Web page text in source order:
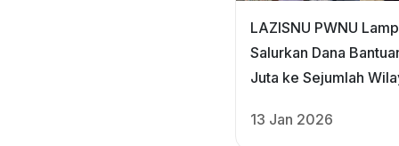
LAZISNU PWNU
Salurkan Dana
Juta ke Sejumlah
Sumatera
13 Jan 2026